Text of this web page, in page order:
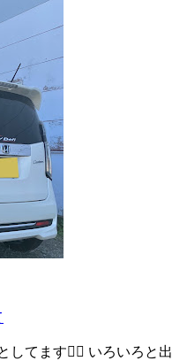
てます😮‍💨 いろいろと出